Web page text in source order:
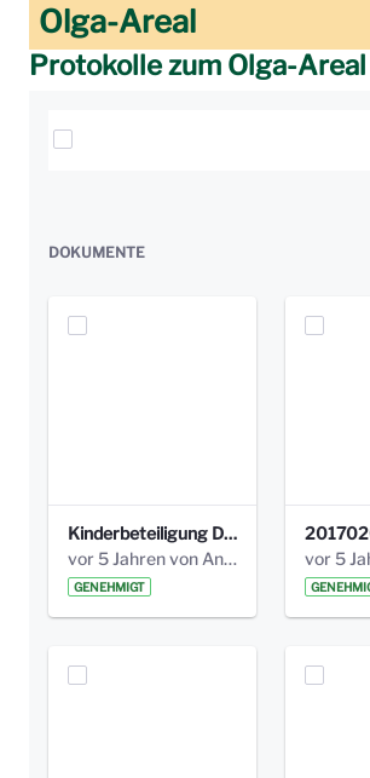
Olga-Areal
Protokolle zum Olga-Areal
Elemente auswählen
DOKUMENTE
Kinderbeteiligung Dez. 17 _Abstimmung Klettergerüst.pdf
vor 5 Jahren von Anni Schlumberger
GENEHMIGT